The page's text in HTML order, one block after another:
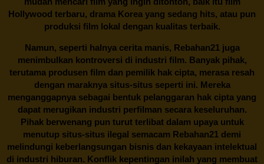
Hollywood terbaru, drama Korea yang sedang hits, atau pun
produksi film lokal dengan kualitas terbaik.
Namun, seperti halnya cerita manis, Rebahan21juga
menimbulkan kontroversi di industri film. Banyak pihak,
terutama produsen film dan pemilik hak cipta, merasa resah
dengan maraknya situs-situs seperti ini. Mereka
menganggapnya sebagai bentuk pelanggaran hak cipta yang
dapat merugikan industri perfilman secara keseluruhan.
Pihak berwenang pun turut terlibat dalam upaya untuk
menutup situs-situs ilegal semacam Rebahan21 demi
melindungi keberlangsungan bisnis dan kekayaan intelektual
di industri hiburan. Konflik kepentingan inilah yang membuat